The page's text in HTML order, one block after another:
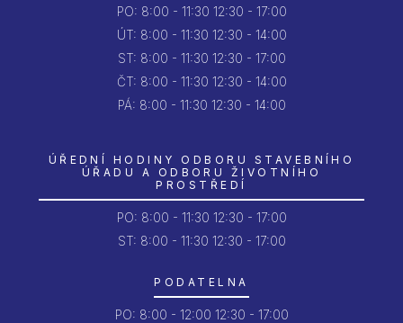
PO: 8:00 - 11:30 12:30 - 17:00
ÚT: 8:00 - 11:30 12:30 - 14:00
ST: 8:00 - 11:30 12:30 - 17:00
ČT: 8:00 - 11:30 12:30 - 14:00
PÁ: 8:00 - 11:30 12:30 - 14:00
ÚŘEDNÍ HODINY ODBORU STAVEBNÍHO
ÚŘADU A ODBORU ŽIVOTNÍHO
PROSTŘEDÍ
PO: 8:00 - 11:30 12:30 - 17:00
ST: 8:00 - 11:30 12:30 - 17:00
PODATELNA
PO: 8:00 - 12:00 12:30 - 17:00